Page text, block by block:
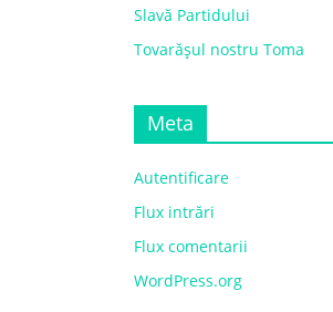
Slavă Partidului
Tovarășul nostru Toma
Meta
Autentificare
Flux intrări
Flux comentarii
WordPress.org